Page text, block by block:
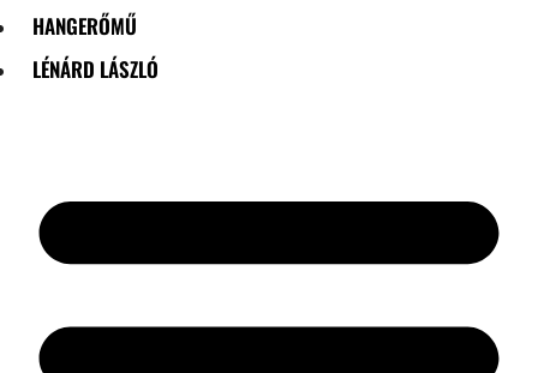
HANGERŐMŰ
LÉNÁRD LÁSZLÓ